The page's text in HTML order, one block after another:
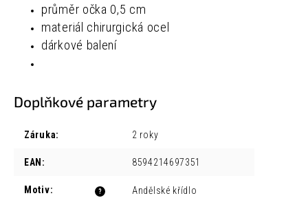
průměr očka 0,5 cm
materiál chirurgická ocel
dárkové balení
Doplňkové parametry
Záruka: 2 roky
EAN : 8594214697351
?
Motiv: Andělské křídlo